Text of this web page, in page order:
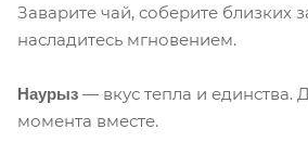
Заварите чай, соберите близких
насладитесь мгновением.
Наурыз — вкус тепла и единства.
момента вместе.